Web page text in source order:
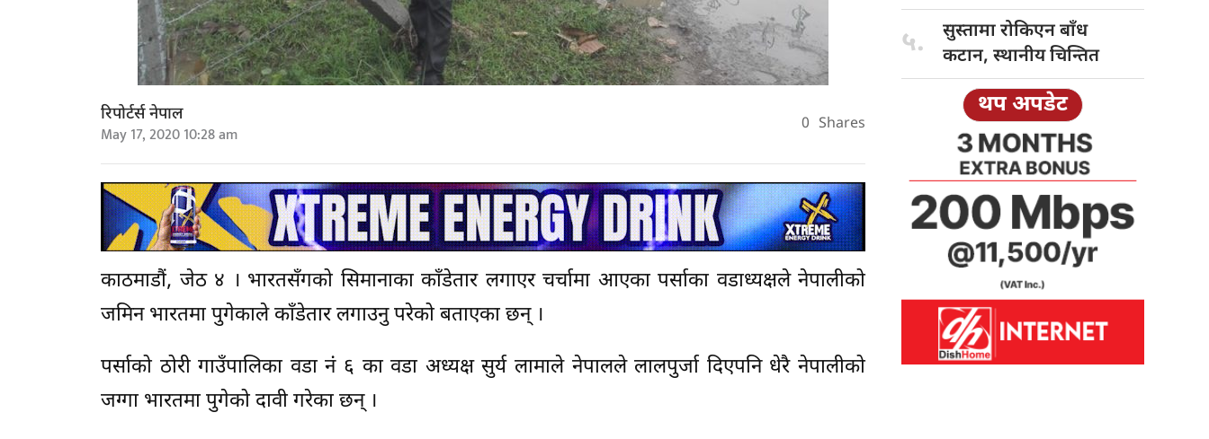
रिपोर्टर्स नेपाल
May 17, 2020 10:28 am 0 Shares
काठमाडौं, जेठ ४ । भारतसँगको सिमानाका काँडेतार लगाएर चर्चामा आएका पर्साका वडाध्यक्षले नेपालीको
जमिन भारतमा पुगेकाले काँडेतार लगाउनु परेको बताएका छन् ।
पर्साको ठोरी गाउँपालिका वडा नंं ६ का वडा अध्यक्ष सुर्य लामाले नेपालले लालपुर्जा दिएपनि धेरै नेपालीको
जग्गा भारतमा पुगेको दावी गरेका छन् ।
५. सुस्तामा रोकिएनबाँध
कटान, स्थानीय चिन्तित
थप अपडेट